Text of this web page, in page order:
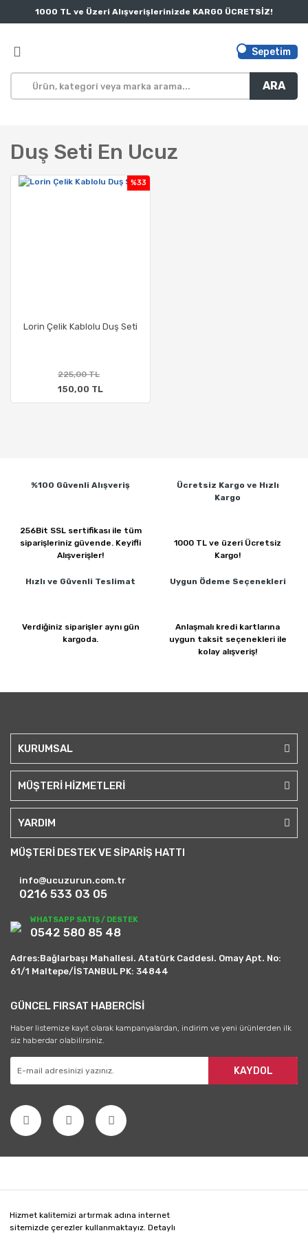
Hizmet kalitemizi artırmak adına internet
sitemizde çerezler kullanmaktayız. Detaylı
1000 TL ve Üzeri Alışverişlerinizde KARGO ÜCRETSİZ!
ARA
Sepetim
Duş Seti En Ucuz
Lorin Çelik Kablolu Duş Seti
%33
225,00 TL
150,00 TL
%100 Güvenli Alışveriş
256Bit SSL sertifikası ile tüm
siparişleriniz güvende. Keyifli
Alışverişler!
Ücretsiz Kargo ve Hızlı
Kargo
1000 TL ve üzeri Ücretsiz
Kargo!
Hızlı ve Güvenli Teslimat
Verdiğiniz siparişler aynı gün
kargoda.
Uygun Ödeme Seçenekleri
Anlaşmalı kredi kartlarına
uygun taksit seçenekleri ile
kolay alışveriş!
KURUMSAL
MÜŞTERİ HİZMETLERİ
YARDIM
MÜŞTERİ DESTEK VE SİPARİŞ HATTI
info@ucuzurun.com.tr
0216 533 03 05
WHATSAPP SATIŞ / DESTEK
0542 580 85 48
Adres:Bağlarbaşı Mahallesi. Atatürk Caddesi. Omay Apt. No:
61/1 Maltepe/İSTANBUL PK: 34844
GÜNCEL FIRSAT HABERCİSİ
Haber listemize kayıt olarak kampanyalardan, indirim ve yeni ürünlerden ilk
siz haberdar olabilirsiniz.
KAYDOL